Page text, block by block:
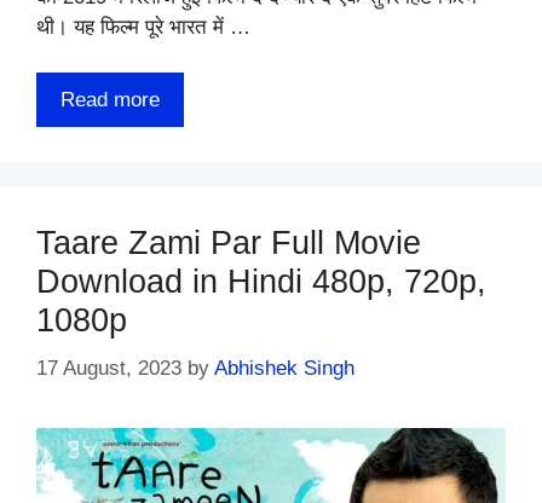
थी। यह फिल्म पूरे भारत में …
Read more
Taare Zami Par Full Movie
Download in Hindi 480p, 720p,
1080p
17 August, 2023 by Abhishek Singh